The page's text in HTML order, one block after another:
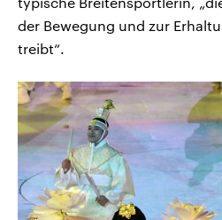
der Bewegung und zur
treibt“.